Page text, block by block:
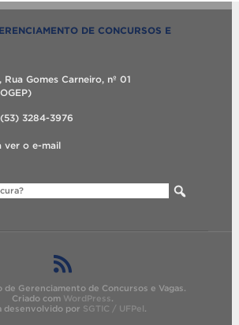
DE CONCURSOS E
Gomes Carneiro, nº 01
3284-3976
ver o e-mail
de Gerenciamento de Concursos e Vagas.
Criado com WordPress.
desenvolvido por SGTIC / UFPel.